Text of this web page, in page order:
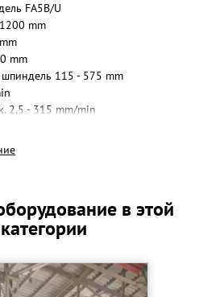
FA5B/U
mm
mm
шпиндель 115 - 575 mm
2,5 - 315 mm/min
3 x 2,4 x 2 m
в этой
категории